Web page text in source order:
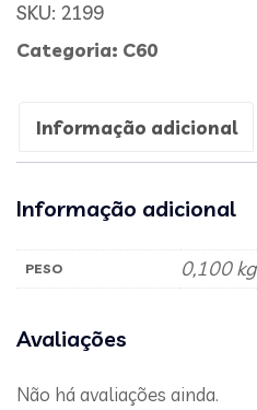
SKU: 2199
Categoria: C60
Informação adicional
Informação adicional
PESO 0,100 kg
Avaliações
Não há avaliações ainda.